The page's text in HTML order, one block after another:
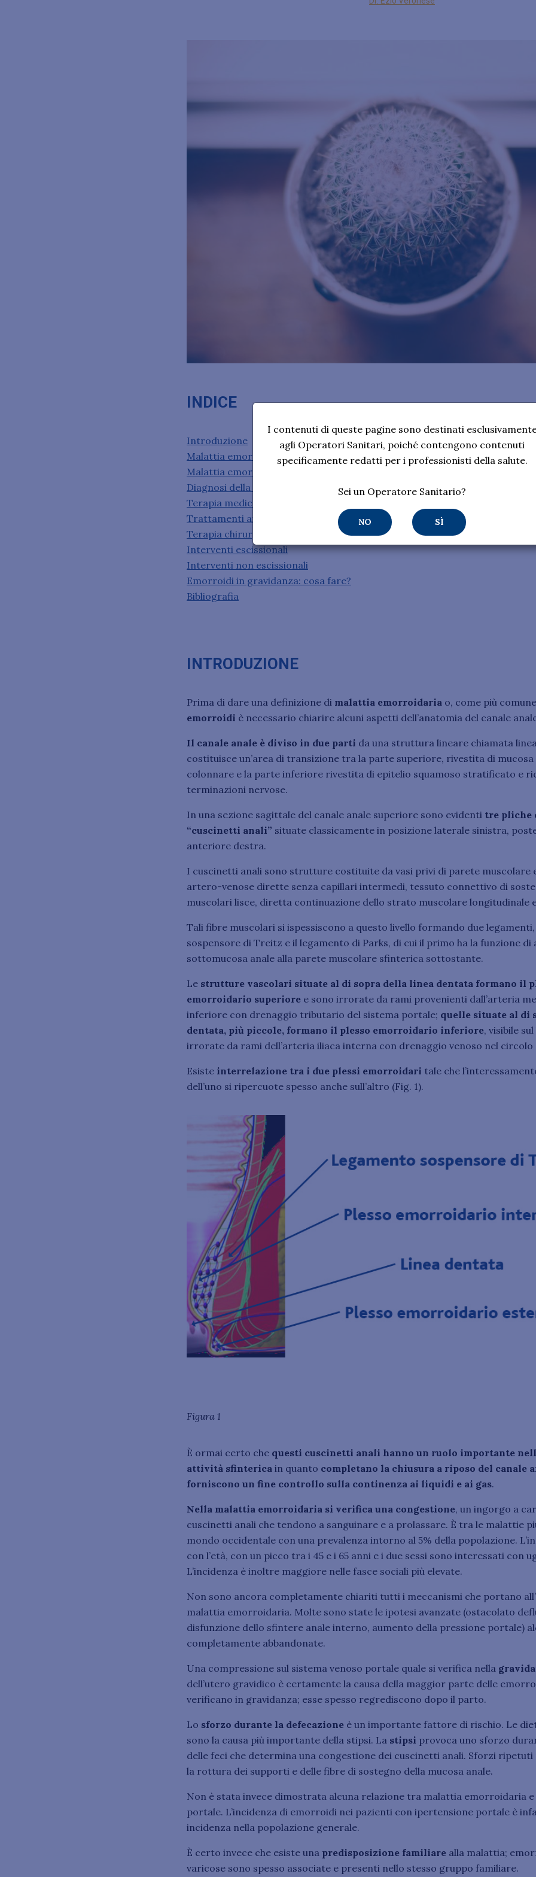
INDICE
Introduzione
Malattia emorroidaria: patogenesi
Malattia emorroidaria: sintomatologia
Diagnosi della malattia emorroidaria
Terapia medica
Trattamenti ambulatoriali
Terapia chirurgica
Interventi escissionali
Interventi non escissionali
Emorroidi in gravidanza: cosa fare?
Bibliografia
INTRODUZIONE
Prima di dare una definizione di malattia emorroidaria o, come più
emorroidi è necessario chiarire alcuni aspetti dell’anatomia del canale
Il canale anale è diviso in due parti da una struttura lineare chiamata
costituisce un’area di transizione tra la parte superiore, rivestita di
colonnare e la parte inferiore rivestita di epitelio squamoso stratificato e
terminazioni nervose.
In una sezione sagittale del canale anale superiore sono evidenti tre pliche
“cuscinetti anali” situate classicamente in posizione laterale sinistra,
anteriore destra.
I cuscinetti anali sono strutture costituite da vasi privi di parete muscolare
artero-venose dirette senza capillari intermedi, tessuto connettivo di
muscolari lisce, diretta continuazione dello strato muscolare longitudinale
Tali fibre muscolari si ispessiscono a questo livello formando due
sospensore di Treitz e il legamento di Parks, di cui il primo ha la funzione di
sottomucosa anale alla parete muscolare sfinterica sottostante.
Le strutture vascolari situate al di sopra della linea dentata formano il
emorroidario superiore e sono irrorate da rami provenienti dall’arteria
inferiore con drenaggio tributario del sistema portale; quelle situate al di
dentata, più piccole, formano il plesso emorroidario inferiore, visibile
irrorate da rami dell’arteria iliaca interna con drenaggio venoso nel circolo
Esiste interrelazione tra i due plessi emorroidari tale che
dell’uno si ripercuote spesso anche sull’altro (Fig. 1).
Figura 1
È ormai certo che questi cuscinetti anali hanno un ruolo importante
attività sfinterica in quanto completano la chiusura a riposo del canale
forniscono un fine controllo sulla continenza ai liquidi e ai gas.
Nella malattia emorroidaria si verifica una congestione, un ingorgo a
cuscinetti anali che tendono a sanguinare e a prolassare. È tra le malattie
mondo occidentale con una prevalenza intorno al 5% della popolazione.
con l’età, con un picco tra i 45 e i 65 anni e i due sessi sono interessati con
L’incidenza è inoltre maggiore nelle fasce sociali più elevate.
Non sono ancora completamente chiariti tutti i meccanismi che portano
malattia emorroidaria. Molte sono state le ipotesi avanzate (ostacolato
disfunzione dello sfintere anale interno, aumento della pressione portale)
completamente abbandonate.
Una compressione sul sistema venoso portale quale si verifica nella
dell’utero gravidico è certamente la causa della maggior parte delle
verificano in gravidanza; esse spesso regrediscono dopo il parto.
Lo sforzo durante la defecazione è un importante fattore di rischio. Le
sono la causa più importante della stipsi. La stipsi provoca uno sforzo
delle feci che determina una congestione dei cuscinetti anali. Sforzi
la rottura dei supporti e delle fibre di sostegno della mucosa anale.
Non è stata invece dimostrata alcuna relazione tra malattia emorroidaria
portale. L’incidenza di emorroidi nei pazienti con ipertensione portale è
incidenza nella popolazione generale.
È certo invece che esiste una predisposizione familiare alla malattia;
varicose sono spesso associate e presenti nello stesso gruppo familiare.
I contenuti di queste pagine sono destinati
agli Operatori Sanitari, poiché contengono contenuti
specificamente redatti per i professionisti della salute.
Sei un Operatore Sanitario?
NO SÌ